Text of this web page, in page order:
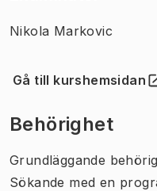
Nikola Markovic
Gå till kurshemsidan
(Öppnas i ny flik)
Behörighet
Grundläggande
Sökande med en